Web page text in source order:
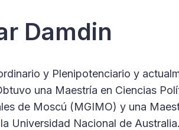
Damdin
y Plenipotenciario y
una Maestría en Ciencias
de Moscú (MGIMO) y una
Universidad Nacional de Australia.